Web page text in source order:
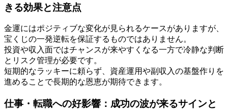
きる効果と注意点
金運にはポジティブな変化が見られるケースがありますが、
宝くじの一発逆転を保証するものではありません。
投資や収入面ではチャンスが来やすくなる一方で冷静な判断
とリスク管理が必要です。
短期的なラッキーに頼らず、資産運用や副収入の基盤作りを
進めることで長期的な恩恵が期待できます。
仕事・転職への好影響：成功の波が来るサインと